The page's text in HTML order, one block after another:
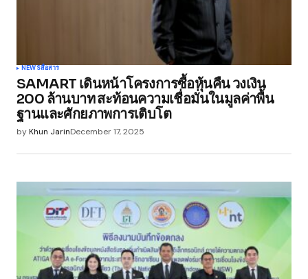
NEWSสื่อสาร
SAMART เดินหน้าโครงการซื้อหุ้นคืน วงเงิน
200 ล้านบาท สะท้อนความเชื่อมั่นในมูลค่าพื้น
ฐานและศักยภาพการเติบโต
byKhun JarinDecember 17, 2025